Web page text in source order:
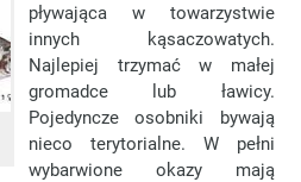
pływająca w towarzystwie
innych kąsaczowatych.
Najlepiej trzymać w małej
gromadce lub ławicy.
Pojedyncze osobniki bywają
nieco terytorialne. W pełni
wybarwione okazy mają